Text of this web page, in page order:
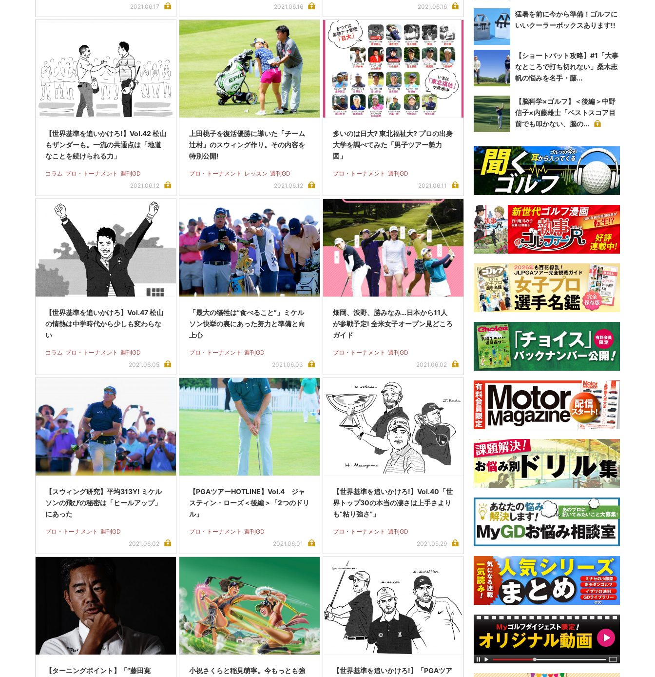
2021.06.17
2021.06.16
2021.06.16
【世界基準を追いかけろ!】Vol.42 松山
もザンダーも。一流の共通点は「地道
なことを続けられる力」
コラム プロ・トーナメント 週刊GD
2021.06.12
上田桃子を復活優勝に導いた「チーム
辻村」のスウィング作り。その内容を
特別公開!
プロ・トーナメント レッスン 週刊GD
2021.06.12
多いのは日大? 東北福祉大? プロの出身
大学を調べてみた「男子ツアー勢力
図」
プロ・トーナメント 週刊GD
2021.06.11
【世界基準を追いかけろ】Vol.47 松山
の情熱は中学時代から少しも変わらな
い
コラム プロ・トーナメント 週刊GD
2021.06.05
「最大の犠牲は“食べること”」ミケル
ソン快挙の裏にあった努力と準備と向
上心
プロ・トーナメント 週刊GD
2021.06.03
畑岡、渋野、勝みなみ…日本から11人
が参戦予定! 全米女子オープン見どころ
ガイド
プロ・トーナメント 週刊GD
2021.06.02
【スウィング研究】平均313Y! ミケル
ソンの飛びの秘密は「ヒールアップ」
にあった
プロ・トーナメント 週刊GD
2021.06.02
【PGAツアーHOTLINE】Vol.4 ジャ
スティン・ローズ＜後編＞「2つのドリ
ル」
プロ・トーナメント 週刊GD
2021.06.01
【世界基準を追いかけろ!】Vol.40「世
界トップ30の本当の凄さは上手さより
も“粘り強さ”」
プロ・トーナメント 週刊GD
2021.05.29
【ターニングポイント】「“藤田寛
小祝さくらと稲見萌寧。今もっとも強
【世界基準を追いかけろ!】「PGAツア
猛暑を前に今から準備！ゴルフに
いいクーラーボックスあります!!
【ショートパット攻略】#1「大事
なところで打ち切れない」桑木志
帆の悩みを名手・藤...
【脳科学×ゴルフ】＜後編＞中野
信子×内藤雄士「ベストスコア目
前でも叩かない、脳の...